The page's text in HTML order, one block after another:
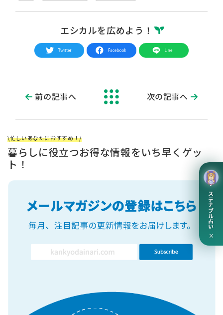
エシカルを広めよう！
前の記事へ 次の記事へ
\忙しいあなたにおすすめ！/
暮らしに役立つお得な情報をいち早くゲッ
ト！
サステナブル占い
×